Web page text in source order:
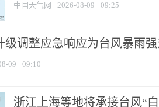
中国天气网 2026-08-09 09:25
级调整应急响应为台风暴雨
09 09:10
浙江上海等地将承接台风“